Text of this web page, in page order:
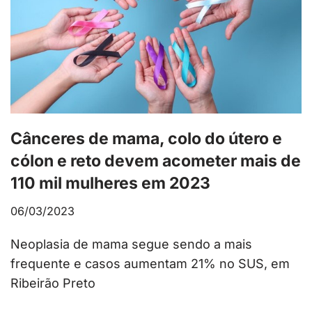
Cânceres de mama, colo do útero e
cólon e reto devem acometer mais de
110 mil mulheres em 2023
06/03/2023
Neoplasia de mama segue sendo a mais
frequente e casos aumentam 21% no SUS, em
Ribeirão Preto